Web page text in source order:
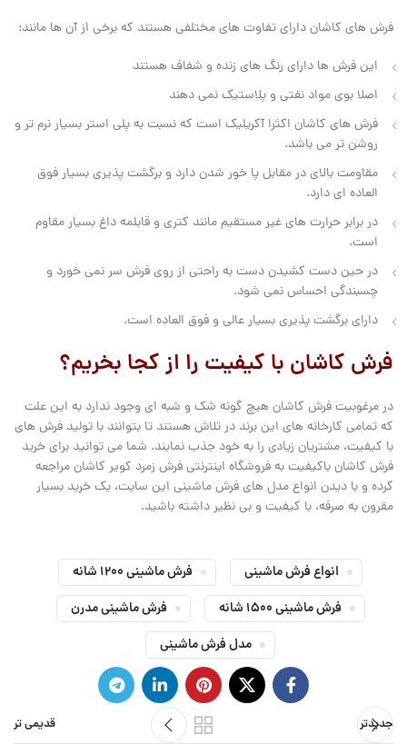
فرش های کاشان دارای تفاوت های مختلفی هستند که برخی از آن ها مانند:
این فرش ها دارای رنگ های زنده و شفاف هستند
اصلا بوی مواد نفتی و پلاستیک نمی دهند
فرش های کاشان اکثرا آکریلیک است که نسبت به پلی استر بسیار نرم تر و
روشن تر می باشد.
مقاومت بالای در مقابل پا خور شدن دارد و برگشت پذیری بسیار فوق
العاده ای دارد.
در برابر حرارت های غیر مستقیم مانند کتری و قابلمه داغ بسیار مقاوم
است.
در حین دست کشیدن دست به راحتی از روی فرش سر نمی خورد و
چسبندگی احساس نمی شود.
دارای برگشت پذیری بسیار عالی و فوق العاده است.
فرش کاشان با کیفیت را از کجا بخریم؟
در مرغوبیت فرش کاشان هیچ گونه شک و شبه ای وجود ندارد به این علت
که تمامی کارخانه های این برند در تلاش هستند تا بتوانند با تولید فرش های
با کیفیت، مشتریان زیادی را به خود جذب نمایند. شما می توانید برای خرید
فرش کاشان باکیفیت به فروشگاه اینترنتی فرش زمرد کویر کاشان مراجعه
کرده و با دیدن انواع مدل های فرش ماشینی این سایت، یک خرید بسیار
مقرون به صرفه، با کیفیت و بی نظیر داشته باشید.
انواع فرش ماشینی
فرش ماشینی 1200 شانه
فرش ماشینی 1500 شانه
فرش ماشینی مدرن
مدل فرش ماشینی
جدیدتر قدیمی تر